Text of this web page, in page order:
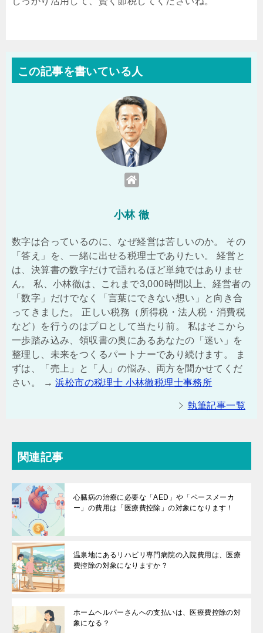
この記事を書いている人
小林 徹
数字は合っているのに、なぜ経営は苦しいのか。 その
「答え」を、一緒に出せる税理士でありたい。 経営と
は、決算書の数字だけで語れるほど単純ではありませ
ん。 私、小林徹は、これまで3,000時間以上、経営者の
「数字」だけでなく「言葉にできない想い」と向き合
ってきました。 正しい税務（所得税・法人税・消費税
など）を行うのはプロとして当たり前。 私はそこから
一歩踏み込み、領収書の奥にあるあなたの「迷い」を
整理し、未来をつくるパートナーであり続けます。 ま
ずは、「売上」と「人」の悩み、両方を聞かせてくだ
さい。 →浜松市の税理士 小林徹税理士事務所
執筆記事一覧
関連記事
心臓病の治療に必要な「AED」や「ペースメーカ
ー」の費用は「医療費控除」の対象になります！
温泉地にあるリハビリ専門病院の入院費用は、医療
費控除の対象になりますか？
ホームヘルパーさんへの支払いは、医療費控除の対
象になる？